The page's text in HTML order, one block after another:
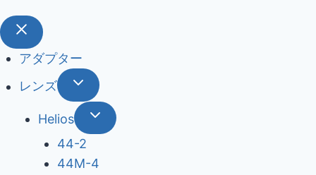
アダプター
レンズ
Helios
44-2
44М-4